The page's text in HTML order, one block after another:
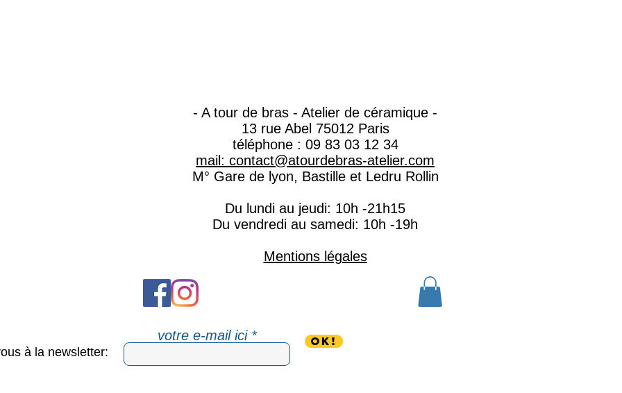
- A tour de bras - Atelier de céramique -
13 rue Abel 75012 Paris
téléphone : 09 83 03 12 34
mail: contact@atourdebras-atelier.com​
M° Gare de lyon, Bastille et Ledru Rollin
Du lundi au jeudi: 10h -21h15
Du vendredi au samedi: 10h -19h
Mentions légales
à la newsletter:
votre e-mail ici OK!